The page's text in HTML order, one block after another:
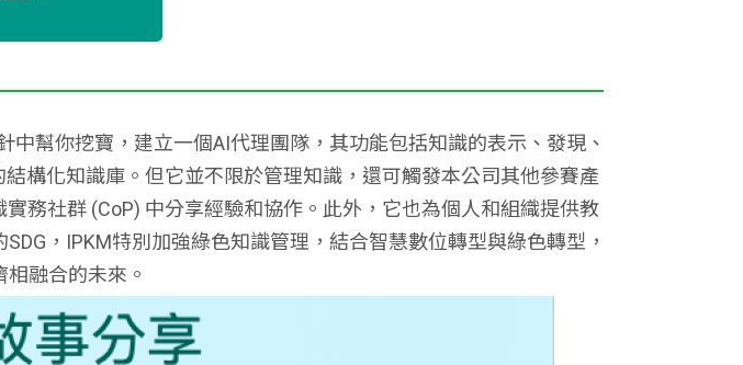
幫你挖寶，建立一個AI代理團隊，其功能包括知識的表示、發現、
構化知識庫。但它並不限於管理知識，還可觸發本公司其他參賽產
務社群 (CoP) 中分享經驗和協作。此外，它也為個人和組織提供教
，IPKM特別加強綠色知識管理，結合智慧數位轉型與綠色轉型，
融合的未來。